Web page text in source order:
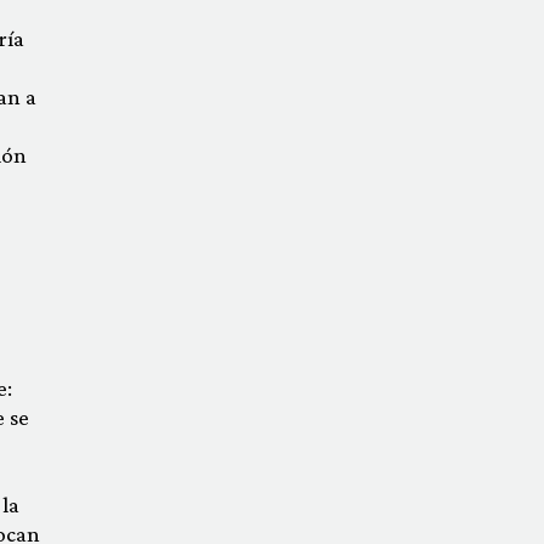
a
se